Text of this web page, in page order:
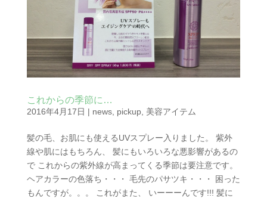
これからの季節に…
2016年4月17日 | news, pickup, 美容アイテム
髪の毛、お肌にも使えるUVスプレー入りました。 紫外
線や肌にはもちろん、 髪にもいろいろな悪影響があるの
で これからの紫外線が高まってくる季節は要注意です。
ヘアカラーの色落ち・・・ 毛先のパサツキ・・・ 困った
もんですが。。。 これがまた、 いーーーんです!!! 髪に